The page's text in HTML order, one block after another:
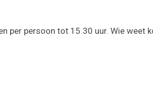
per persoon tot 15.30 uur. Wie weet